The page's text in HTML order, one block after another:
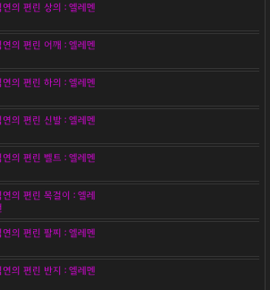
연의 편린 상의 : 엘레멘
연의 편린 어깨 : 엘레멘
연의 편린 하의 : 엘레멘
연의 편린 신발 : 엘레멘
연의 편린 벨트 : 엘레멘
연의 편린 목걸이 : 엘레
연의 편린 팔찌 : 엘레멘
연의 편린 반지 : 엘레멘